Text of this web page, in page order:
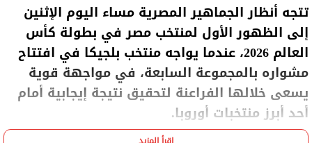
تتجه أنظار الجماهير المصرية مساء اليوم الإثنين
إلى الظهور الأول لمنتخب مصر في بطولة كأس
العالم 2026، عندما يواجه منتخب بلجيكا في افتتاح
مشواره بالمجموعة السابعة، في مواجهة قوية
يسعى خلالها الفراعنة لتحقيق نتيجة إيجابية أمام
أحد أبرز منتخبات أوروبا.